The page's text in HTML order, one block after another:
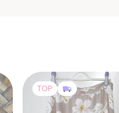
TOP